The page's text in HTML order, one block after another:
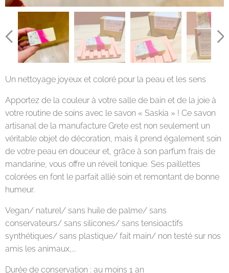
Un nettoyage joyeux et coloré pour la peau et les sens
Apportez de la couleur à votre salle de bain et de la joie à
votre routine de soins avec le savon « Saskia » ! Ce savon
artisanal de la manufacture Grete est non seulement un
véritable objet de décoration, mais il prend également soin
de votre peau en douceur et, grâce à son parfum frais de
mandarine, vous offre un réveil tonique. Ses paillettes
colorées en font le parfait allié soin et remontant de bonne
humeur.
Vegan/ naturel/ sans huile de palme/ sans
conservateurs/ sans silicones/ sans tensioactifs
synthétiques/ sans plastique/ fait main/ non testé sur nos
amis les animaux,...
Durée de conservation : au moins 1 an